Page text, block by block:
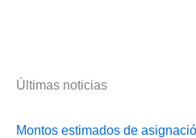
Últimas noticias
Montos estimados de